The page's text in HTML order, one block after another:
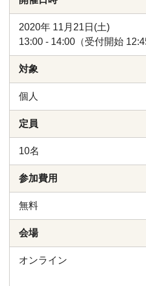
2020年 11月21日(土)
13:00 - 14:00（受付開始
対象
個人
定員
10名
参加費用
無料
会場
オンライン